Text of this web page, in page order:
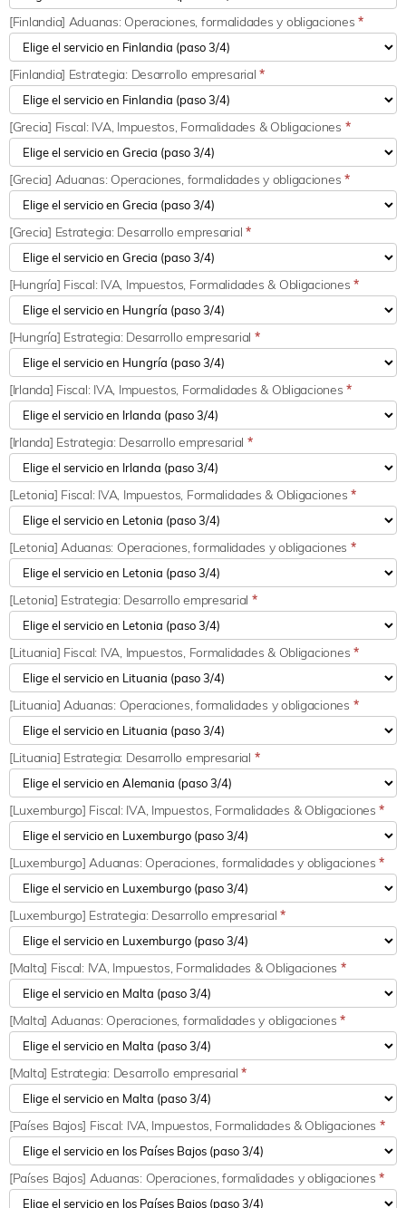
[Finlandia] Aduanas: Operaciones, formalidades y obligaciones*
[Finlandia] Estrategia: Desarrollo empresarial*
[Grecia] Fiscal: IVA, Impuestos, Formalidades & Obligaciones *
[Grecia] Aduanas: Operaciones, formalidades y obligaciones*
[Grecia] Estrategia: Desarrollo empresarial*
[Hungría] Fiscal: IVA, Impuestos, Formalidades & Obligaciones*
[Hungría] Estrategia: Desarrollo empresarial *
[Irlanda] Fiscal: IVA, Impuestos, Formalidades & Obligaciones*
[Irlanda] Estrategia: Desarrollo empresarial *
[Letonia] Fiscal: IVA, Impuestos, Formalidades & Obligaciones*
[Letonia] Aduanas: Operaciones, formalidades y obligaciones *
[Letonia] Estrategia: Desarrollo empresarial *
[Lituania] Fiscal: IVA, Impuestos, Formalidades & Obligaciones *
[Lituania] Aduanas: Operaciones, formalidades y obligaciones *
[Lituania] Estrategia: Desarrollo empresarial *
[Luxemburgo] Fiscal: IVA, Impuestos, Formalidades & Obligaciones*
[Luxemburgo] Aduanas: Operaciones, formalidades y obligaciones *
[Luxemburgo] Estrategia: Desarrollo empresarial*
[Malta] Fiscal: IVA, Impuestos, Formalidades & Obligaciones *
[Malta] Aduanas: Operaciones, formalidades y obligaciones*
[Malta] Estrategia: Desarrollo empresarial*
[Países Bajos] Fiscal: IVA, Impuestos, Formalidades & Obligaciones *
[Países Bajos] Aduanas: Operaciones, formalidades y obligaciones*